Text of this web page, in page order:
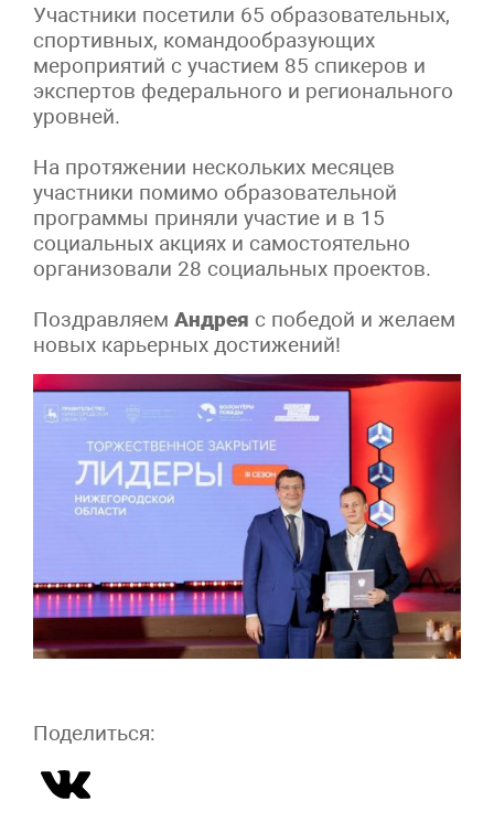
Участники посетили 65 образовательных,
спортивных, командообразующих
мероприятий с участием 85 спикеров и
экспертов федерального и регионального
уровней.
На протяжении нескольких месяцев
участники помимо образовательной
программы приняли участие и в 15
социальных акциях и самостоятельно
организовали 28 социальных проектов.
Поздравляем Андрея с победой и желаем
новых карьерных достижений!
Поделиться: